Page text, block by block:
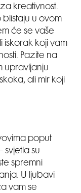
kreativnost.
blistaju u ovom
će se vaše
iskorak koji vam
Pazite na
upravljanju
ali mir koji
poput
su
spremni
U ljubavi
vam se